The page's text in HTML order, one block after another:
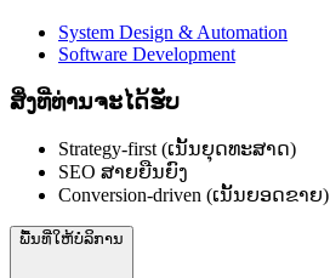
System Design & Automation
Software Development
ສິ່ງທີ່ທ່ານຈະໄດ້ຮັບ
Strategy-first (ເນັ້ນຍຸດທະສາດ)
SEO ສາຍຍືນຍົງ
Conversion-driven (ເນັ້ນຍອດຂາຍ)
ພື້ນທີ່ໃຫ້ບໍລິການ